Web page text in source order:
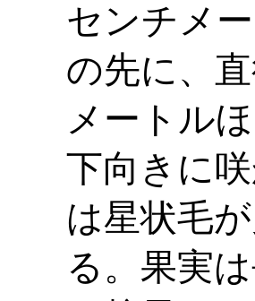
センチメ
の先に、
メートル
下向きに
は星状毛
る。果実